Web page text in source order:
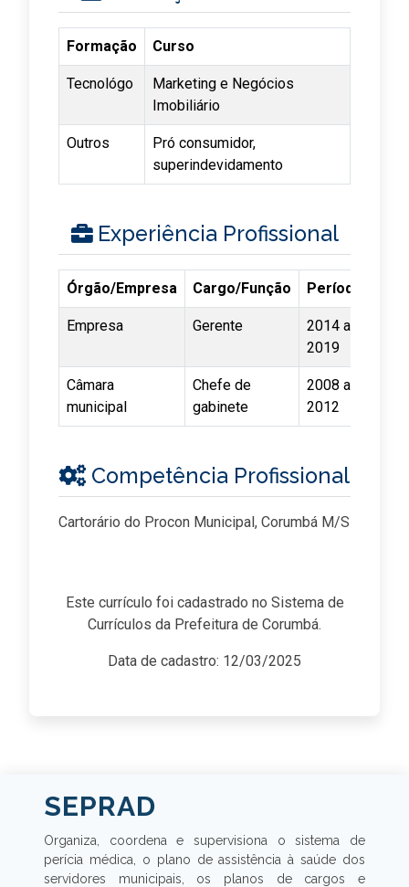
Formação Curso
Tecnológo
Marketing e Negócios
Imobiliário
Outros
Pró consumidor,
superindevidamento
Experiência Profissional
Órgão/Empresa Cargo/Função Período
Empresa Gerente
2014 a
2019
Câmara
municipal
Chefe de
gabinete
2008 a
2012
Competência Profissional
Cartorário do Procon Municipal, Corumbá M/S
Este currículo foi cadastrado no Sistema de
Currículos da Prefeitura de Corumbá.
Data de cadastro: 12/03/2025
SEPRAD
Organiza, coordena e supervisiona o sistema de
perícia médica, o plano de assistência à saúde dos
servidores municipais, os planos de cargos e